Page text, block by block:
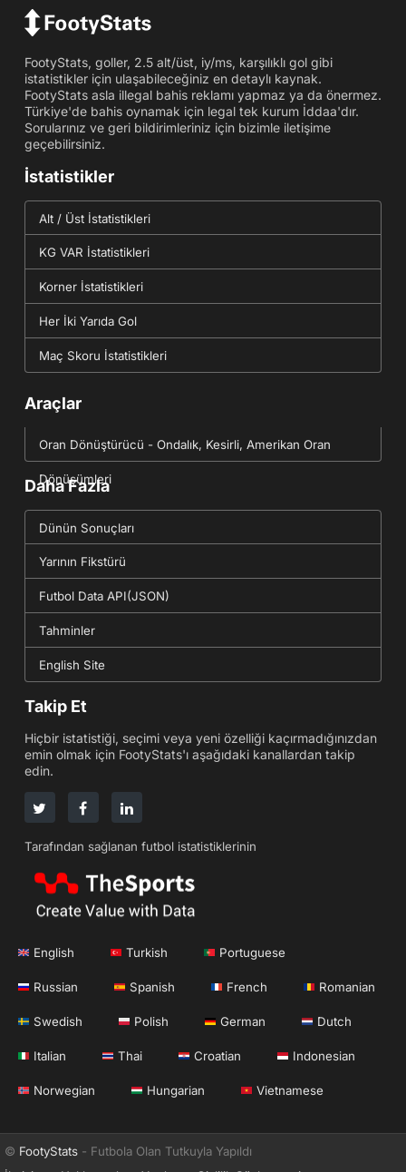
FootyStats, goller, 2.5 alt/üst, iy/ms, karşılıklı gol gibi
istatistikler için ulaşabileceğiniz en detaylı kaynak.
FootyStats asla illegal bahis reklamı yapmaz ya da önermez.
Türkiye'de bahis oynamak için legal tek kurum İddaa'dır.
Sorularınız ve geri bildirimleriniz için bizimle iletişime
geçebilirsiniz.
İstatistikler
Alt / Üst İstatistikleri
KG VAR İstatistikleri
Korner İstatistikleri
Her İki Yarıda Gol
Maç Skoru İstatistikleri
Araçlar
Oran Dönüştürücü - Ondalık, Kesirli, Amerikan Oran
Dönüşümleri
Daha Fazla
Dünün Sonuçları
Yarının Fikstürü
Futbol Data API(JSON)
Tahminler
English Site
Takip Et
Hiçbir istatistiği, seçimi veya yeni özelliği kaçırmadığınızdan
emin olmak için FootyStats'ı aşağıdaki kanallardan takip
edin.
Tarafından sağlanan futbol istatistiklerinin
English Turkish Portuguese
Russian Spanish French Romanian
Swedish Polish German Dutch
Italian Thai Croatian Indonesian
Norwegian Hungarian Vietnamese
© FootyStats - Futbola Olan Tutkuyla Yapıldı